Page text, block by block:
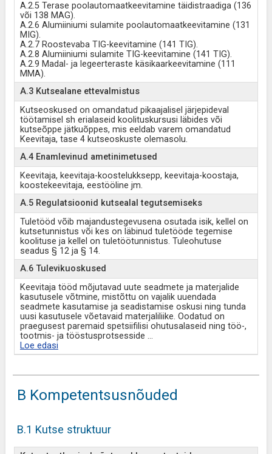
A.2.5 Terase poolautomaatkeevitamine täidistraadiga (136
või 138 MAG).
A.2.6 Alumiiniumi sulamite poolautomaatkeevitamine (131
MIG).
A.2.7 Roostevaba TIG-keevitamine (141 TIG).
A.2.8 Alumiiniumi sulamite TIG-keevitamine (141 TIG).
A.2.9 Madal- ja legeerteraste käsikaarkeevitamine (111
MMA).
A.3 Kutsealane ettevalmistus
Kutseoskused on omandatud pikaajalisel järjepideval
töötamisel sh erialaseid koolituskursusi läbides või
kutseõppe jätkuõppes, mis eeldab varem omandatud
Keevitaja, tase 4 kutseoskuste olemasolu.
A.4 Enamlevinud ametinimetused
Keevitaja, keevitaja-koostelukksepp, keevitaja-koostaja,
koostekeevitaja, eestööline jm.
A.5 Regulatsioonid kutsealal tegutsemiseks
Tuletööd võib majandustegevusena osutada isik, kellel on
kutsetunnistus või kes on läbinud tuletööde tegemise
koolituse ja kellel on tuletöötunnistus. Tuleohutuse
seadus § 12 ja § 14.
A.6 Tulevikuoskused
Keevitaja tööd mõjutavad uute seadmete ja materjalide
kasutusele võtmine, mistõttu on vajalik uuendada
seadmete kasutamise ja seadistamise oskusi ning tunda
uusi kasutusele võetavaid materjaliliike. Oodatud on
praegusest paremaid spetsiifilisi ohutusalaseid ning töö-,
tootmis- ja tööstusprotsesside ...
Loe edasi
B Kompetentsusnõuded
B.1 Kutse struktuur